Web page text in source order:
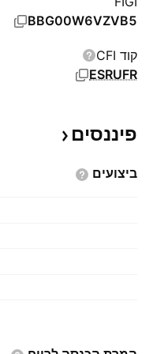
BBG00W6VZVB5
קוד CFI
ESRUFR
פיננסים
ביצועים